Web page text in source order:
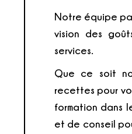
Notre équipe
vision des
services.
Que ce soit
recettes pour
formation dans
et de conseil